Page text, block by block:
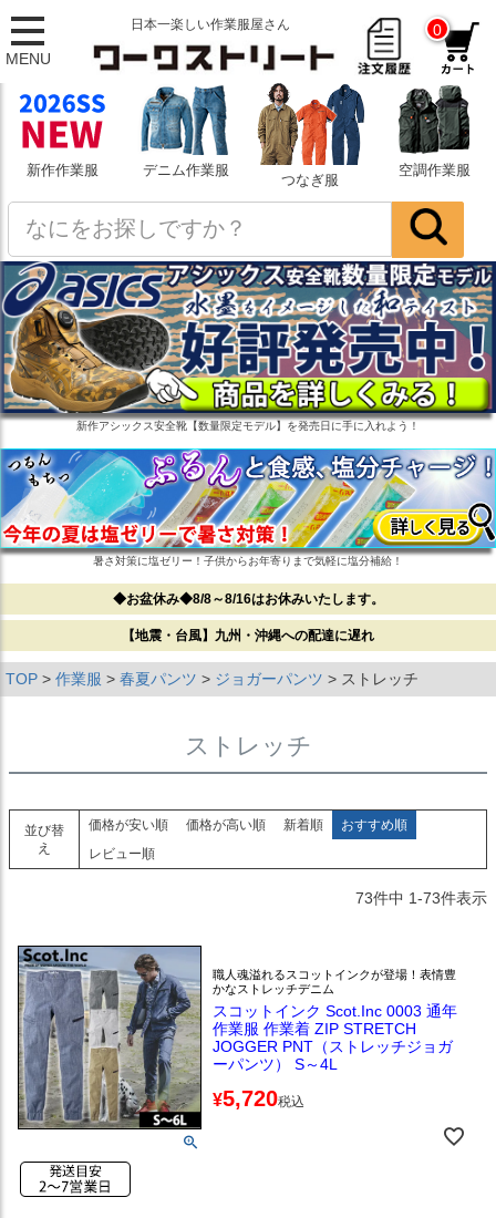
MENU
日本一楽しい作業服屋さん 0
新作作業服 デニム作業服
つなぎ服
空調作業服
新作アシックス安全靴【数量限定モデル】を発売日に手に入れよう！
暑さ対策に塩ゼリー！子供からお年寄りまで気軽に塩分補給！
◆お盆休み◆8/8～8/16はお休みいたします。
【地震・台風】九州・沖縄への配達に遅れ
TOP 作業服 春夏パンツ ジョガーパンツ ストレッチ
ストレッチ
並び替
え
価格が安い順 価格が高い順 新着順
おすすめ順
レビュー順
73件中 1-73件表示
職人魂溢れるスコットインクが登場！表情豊
かなストレッチデニム
スコットインク Scot.Inc 0003 通年
作業服 作業着 ZIP STRETCH
JOGGER PNT（ストレッチジョガ
ーパンツ） S～4L
¥5,720税込